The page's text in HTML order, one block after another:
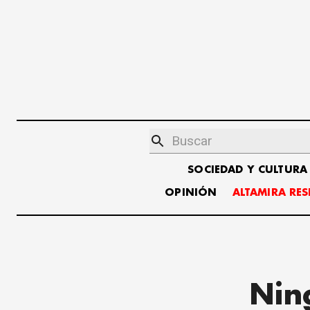
SOCIEDAD Y CULTURA
OPINIÓN ALTAMIRA